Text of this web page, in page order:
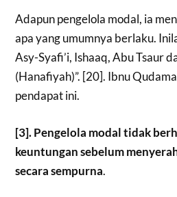
Adapun pengelola modal, ia
apa yang umumnya berlaku.
Asy-Syafi’i, Ishaaq, Abu Tsaur
(Hanafiyah)”. [20]. Ibnu
pendapat ini.
[3]. Pengelola modal tidak
keuntungan sebelum
secara sempurna.